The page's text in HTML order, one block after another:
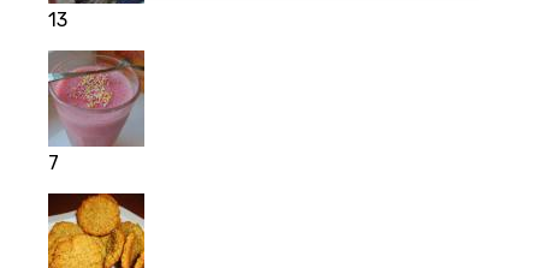
13
7